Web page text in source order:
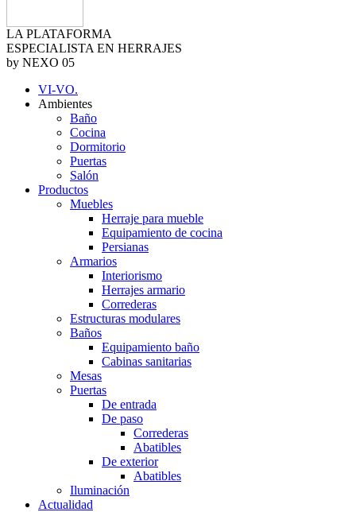
LA PLATAFORMA
ESPECIALISTA EN HERRAJES
by NEXO 05
VI-VO.
Ambientes
Baño
Cocina
Dormitorio
Puertas
Salón
Productos
Muebles
Herraje para mueble
Equipamiento de cocina
Persianas
Armarios
Interiorismo
Herrajes armario
Correderas
Estructuras modulares
Baños
Equipamiento baño
Cabinas sanitarias
Mesas
Puertas
De entrada
De paso
Correderas
Abatibles
De exterior
Abatibles
Iluminación
Actualidad